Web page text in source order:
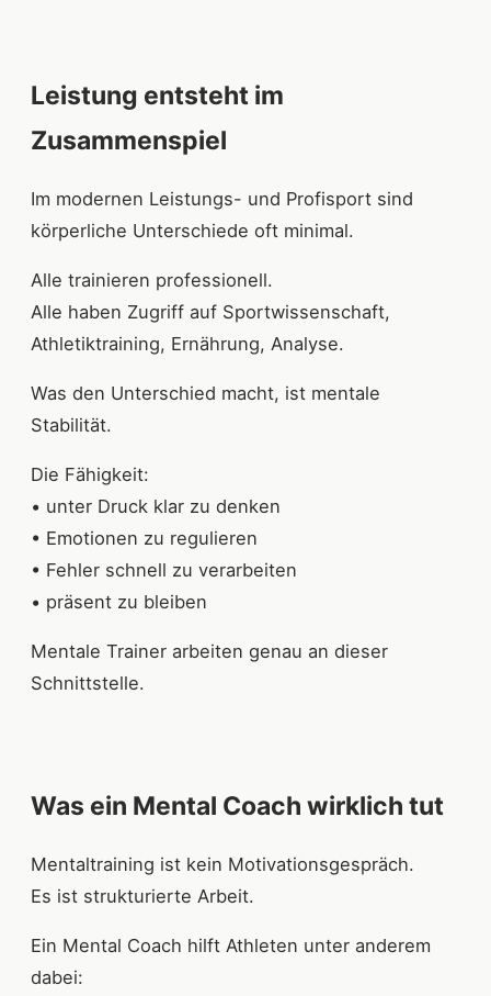
Leistung entsteht im
Zusammenspiel
Im modernen Leistungs- und Profisport sind
körperliche Unterschiede oft minimal.
Alle trainieren professionell.
Alle haben Zugriff auf Sportwissenschaft,
Athletiktraining, Ernährung, Analyse.
Was den Unterschied macht, ist mentale
Stabilität.
Die Fähigkeit:
• unter Druck klar zu denken
• Emotionen zu regulieren
• Fehler schnell zu verarbeiten
• präsent zu bleiben
Mentale Trainer arbeiten genau an dieser
Schnittstelle.
Was ein Mental Coach wirklich tut
Mentaltraining ist kein Motivationsgespräch.
Es ist strukturierte Arbeit.
Ein Mental Coach hilft Athleten unter anderem
dabei: